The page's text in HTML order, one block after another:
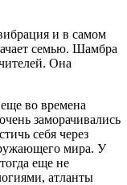
и в самом
семью. Шамбра
Она
во времена
заморачивались
себя через
мира. У
еще не
атланты